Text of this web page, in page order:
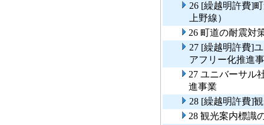
26 [繰越明許費]
上野線）
26 町道の耐震対
27 [繰越明許費]
アフリー化推進
27 ユニバーサル
進事業
28 [繰越明許費]
28 観光案内標